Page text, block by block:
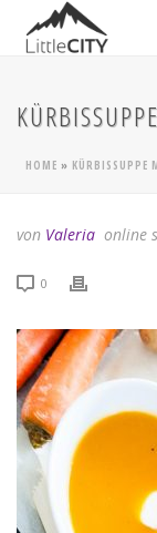
HOME » KÜRBISSUPPE
von Valeria online
0